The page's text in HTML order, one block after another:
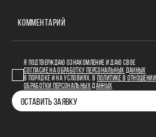
КОММЕНТАРИЙ
Я ПОДТВЕРЖДАЮ ОЗНАКОМЛЕНИЕ И ДАЮ СВОЕ
СОГЛАСИЕ НА ОБРАБОТКУ ПЕРСОНАЛЬНЫХ ДАННЫХ
В ПОРЯДКЕ И НА УСЛОВИЯХ, В
ПОЛИТИКЕ В ОТНОШЕНИИ
ОБРАБОТКИ ПЕРСОНАЛЬНЫХ ДАННЫХ
ОСТАВИТЬ ЗАЯВКУ